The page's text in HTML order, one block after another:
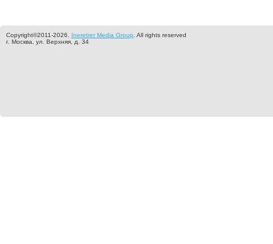
Copyright©2011-2026. Ineretrer Media Group . All rights reserved
г. Москва, ул. Верхняя, д. 34